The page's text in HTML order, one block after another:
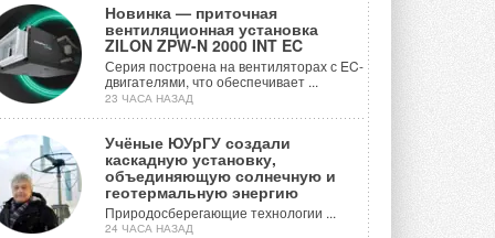
Новинка — приточная
вентиляционная установка
ZILON ZPW-N 2000 INT EC
Серия построена на вентиляторах с EC-
двигателями, что обеспечивает ...
23 ЧАСА НАЗАД
Учёные ЮУрГУ создали
каскадную установку,
объединяющую солнечную и
геотермальную энергию
Природосберегающие технологии ...
24 ЧАСА НАЗАД